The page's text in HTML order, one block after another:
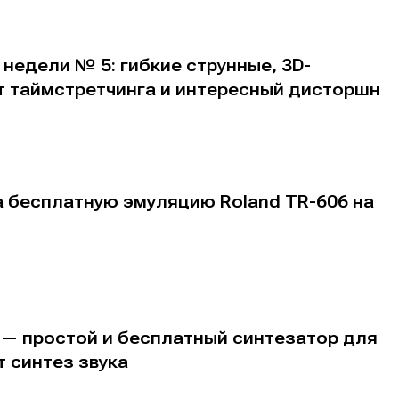
сетях
сетях
№ 5: гибкие струнные, 3D-
таймстретчинга и интересный дисторшн
бесплатную эмуляцию Roland TR-606 на
простой и бесплатный синтезатор для
синтез звука